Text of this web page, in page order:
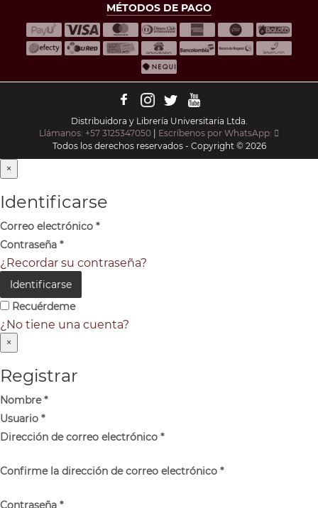
MÉTODOS DE PAGO
Distribuidora y Librería Universitaria Ltda.
Llámanos: +57 3125347050 | Escríbenos por WhatsApp:
Todos los derechos reservados - Copyright © 2026
×
Identificarse
Correo electrónico *
Contraseña *
¿Recordar su contraseña?
Identificarse
Recuérdeme
¿No tiene una cuenta?
×
Registrar
Nombre*
Usuario *
Dirección de correo electrónico *
Confirme la dirección de correo electrónico *
Contraseña *